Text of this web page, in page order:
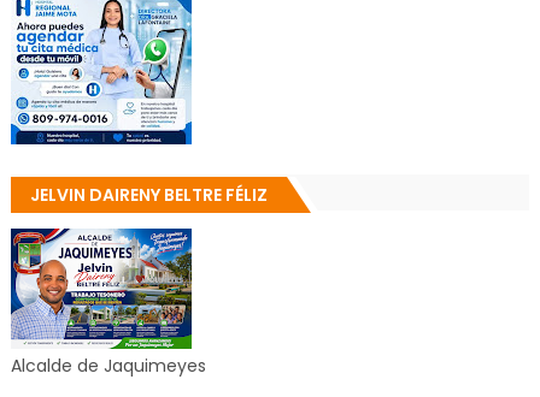
JELVIN DAIRENY BELTRE FÉLIZ
Alcalde de Jaquimeyes